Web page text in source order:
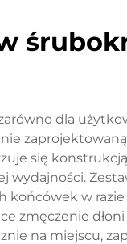
dla
się
wydajności.
końcówek w
zmęczenie dłoni
na miejscu,